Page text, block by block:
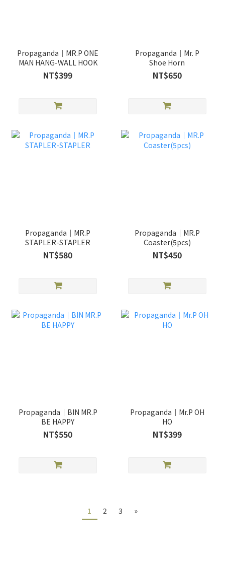
Propaganda｜MR.P ONE
MAN HANG-WALL HOOK
NT$399
Propaganda｜Mr. P
Shoe Horn
NT$650
Propaganda｜MR.P
STAPLER-STAPLER
NT$580
Propaganda｜MR.P
Coaster(5pcs)
NT$450
Propaganda｜BIN MR.P
BE HAPPY
NT$550
Propaganda｜Mr.P OH
HO
NT$399
1 2 3 »